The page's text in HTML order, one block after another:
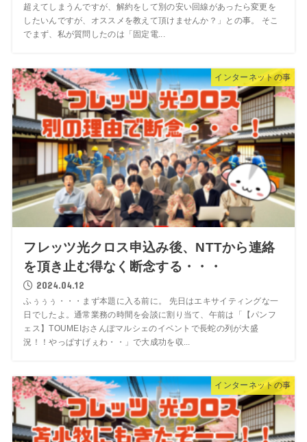
超えてしまうんですが、解約をして別の安い回線があったら変更を
したいんですが、オススメを教えて頂けませんか？」との事。 そこ
でまず、私が質問したのは「固定電...
インターネットの事
フレッツ光クロス申込み後、NTTから連絡
を頂き止む得なく断念する・・・
2024.04.12
ふぅぅぅ・・・まず本題に入る前に。 先日はエキサイティングな一
日でしたよ。通常業務の時間を会談に割り当て、午前は「【パンフ
ェス】TOUMEIおさんぽマルシェのイベントで長蛇の列が大盛
況！！やっぱすげぇわ・・」で大成功を収...
インターネットの事